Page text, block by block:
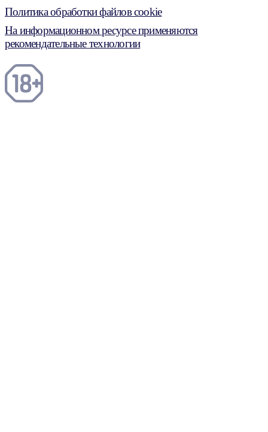
Политика обработки файлов cookie
На информационном ресурсе применяются
рекомендательные технологии